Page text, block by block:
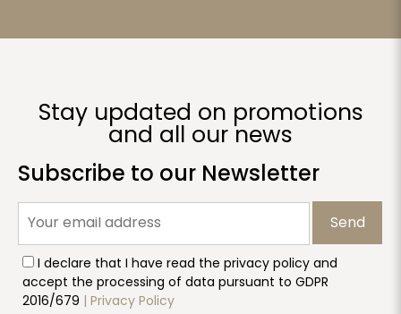
Stay updated on promotions
and all our news
Subscribe to our Newsletter
Send
I declare that I have read the privacy policy and
accept the processing of data pursuant to GDPR
2016/679 | Privacy Policy